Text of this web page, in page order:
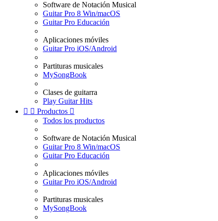
Software de Notación Musical
Guitar Pro 8 Win/macOS
Guitar Pro Educación
Aplicaciones móviles
Guitar Pro iOS/Android
Partituras musicales
MySongBook
Clases de guitarra
Play Guitar Hits
  Productos 
Todos los productos
Software de Notación Musical
Guitar Pro 8 Win/macOS
Guitar Pro Educación
Aplicaciones móviles
Guitar Pro iOS/Android
Partituras musicales
MySongBook